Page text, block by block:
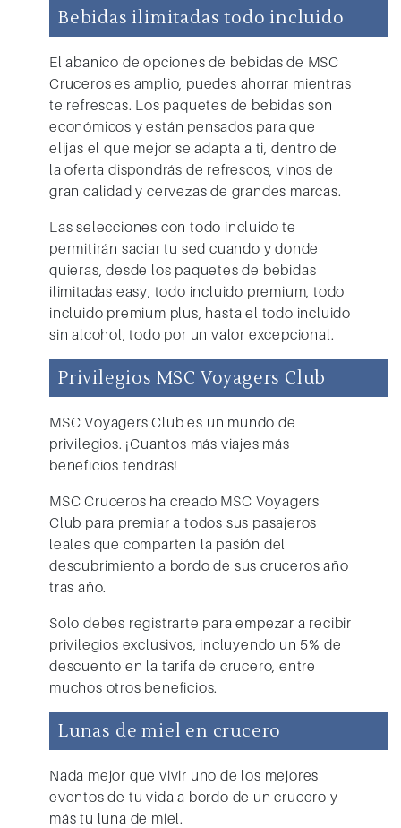
Bebidas ilimitadas todo incluido
El abanico de opciones de bebidas de MSC
Cruceros es amplio, puedes ahorrar mientras
te refrescas. Los paquetes de bebidas son
económicos y están pensados para que
elijas el que mejor se adapta a ti, dentro de
la oferta dispondrás de refrescos, vinos de
gran calidad y cervezas de grandes marcas.
Las selecciones con todo incluido te
permitirán saciar tu sed cuando y donde
quieras, desde los paquetes de bebidas
ilimitadas easy, todo incluido premium, todo
incluido premium plus, hasta el todo incluido
sin alcohol, todo por un valor excepcional.
Privilegios MSC Voyagers Club
MSC Voyagers Club es un mundo de
privilegios. ¡Cuantos más viajes más
beneficios tendrás!
MSC Cruceros ha creado MSC Voyagers
Club para premiar a todos sus pasajeros
leales que comparten la pasión del
descubrimiento a bordo de sus cruceros año
tras año.
Solo debes registrarte para empezar a recibir
privilegios exclusivos, incluyendo un 5% de
descuento en la tarifa de crucero, entre
muchos otros beneficios.
Lunas de miel en crucero
Nada mejor que vivir uno de los mejores
eventos de tu vida a bordo de un crucero y
más tu luna de miel.